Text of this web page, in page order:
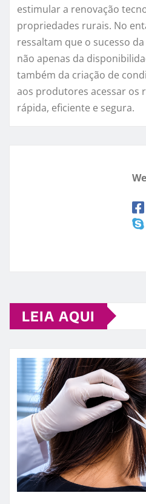
estimular a renovação
propriedades rurais. No
ressaltam que o sucesso
não apenas da
também da criação de
aos produtores acessar os
rápida, eficiente e segura.
LEIA AQUI